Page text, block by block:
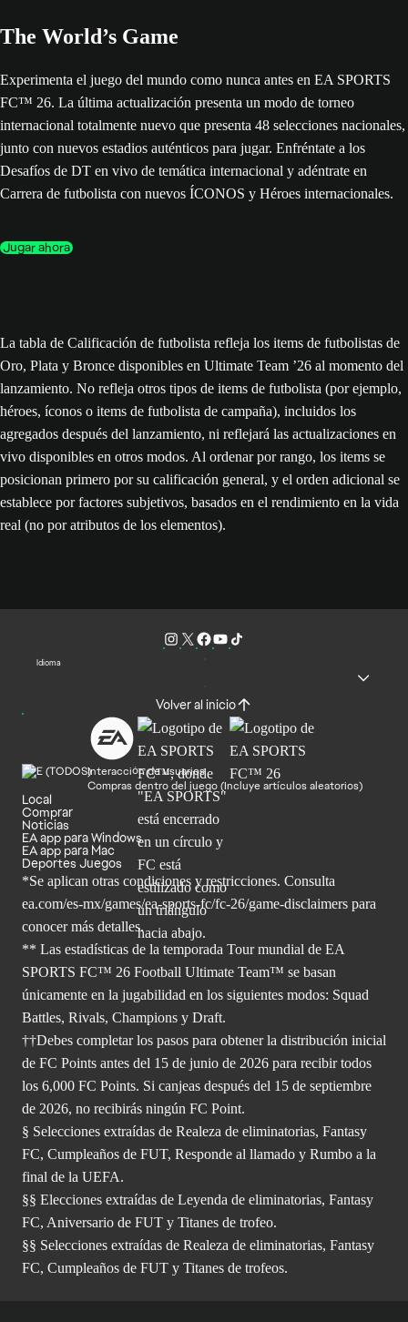
The World’s Game
Experimenta el juego del mundo como nunca antes en EA SPORTS
FC™ 26. La última actualización presenta un modo de torneo
internacional totalmente nuevo que presenta 48 selecciones nacionales,
junto con nuevos estadios auténticos para jugar. Enfréntate a los
Desafíos de DT en vivo de temática internacional y adéntrate en
Carrera de futbolista con nuevos ÍCONOS y Héroes internacionales.
Jugar ahora
La tabla de Calificación de futbolista refleja los items de futbolistas de
Oro, Plata y Bronce disponibles en Ultimate Team ’26 al momento del
lanzamiento. No refleja otros tipos de items de futbolista (por ejemplo,
héroes, íconos o items de futbolista de campaña), incluidos los
agregados después del lanzamiento, ni reflejará las actualizaciones en
vivo disponibles en otros modos. Al ordenar por rango, los items se
posicionan primero por su calificación general, y el orden adicional se
establece por factores subjetivos, basados en el rendimiento en la vida
real (no por atributos de los elementos).
Idioma
Volver al inicio
Interacción de usuarios
Compras dentro del juego (Incluye artículos aleatorios)
Local
Comprar
Noticias
EA app para Windows
EA app para Mac
Deportes Juegos
*Se aplican otras condiciones y restricciones. Consulta
ea.com/es-mx/games/ea-sports-fc/fc-26/game-disclaimers para
conocer más detalles.
** Las estadísticas de la temporada Tour mundial de EA
SPORTS FC™ 26 Football Ultimate Team™ se basan
únicamente en la jugabilidad en los siguientes modos: Squad
Battles, Rivals, Champions y Draft.
††Debes completar los pasos para obtener la distribución inicial
de FC Points antes del 15 de junio de 2026 para recibir todos
los 6,000 FC Points. Si canjeas después del 15 de septiembre
de 2026, no recibirás ningún FC Point.
§ Selecciones extraídas de Realeza de eliminatorias, Fantasy
FC, Cumpleaños de FUT, Responde al llamado y Rumbo a la
final de la UEFA.
§§ Elecciones extraídas de Leyenda de eliminatorias, Fantasy
FC, Aniversario de FUT y Titanes de trofeo.
§§ Selecciones extraídas de Realeza de eliminatorias, Fantasy
FC, Cumpleaños de FUT y Titanes de trofeos.